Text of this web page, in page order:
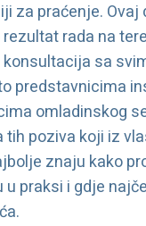
za praćenje. Ovaj
rada na
konsultacija sa
predstavnicima
omladinskog
tih poziva koji iz
znaju kako
praksi i gdje